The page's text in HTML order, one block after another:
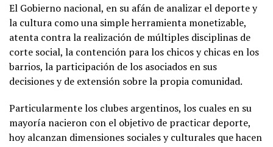
El Gobierno nacional, en su afán de analizar el deporte y
la cultura como una simple herramienta monetizable,
atenta contra la realización de múltiples disciplinas de
corte social, la contención para los chicos y chicas en los
barrios, la participación de los asociados en sus
decisiones y de extensión sobre la propia comunidad.
Particularmente los clubes argentinos, los cuales en su
mayoría nacieron con el objetivo de practicar deporte,
hoy alcanzan dimensiones sociales y culturales que hacen